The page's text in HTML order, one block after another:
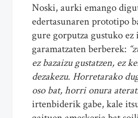
Noski, aurki emango
edertasunaren prototipo
gure gorputza gustuko ez
garamatzaten berberek:
ez bazaizu gustatzen, ez
dezakezu. Horretarako
oso bat, horri onura
irtenbiderik gabe, kale